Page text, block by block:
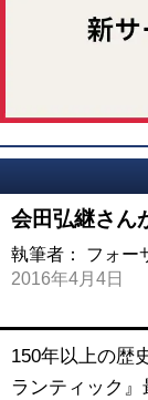
会田弘継さん
執筆者： フォー
2016年4月4日
150年以上の歴
ランティック